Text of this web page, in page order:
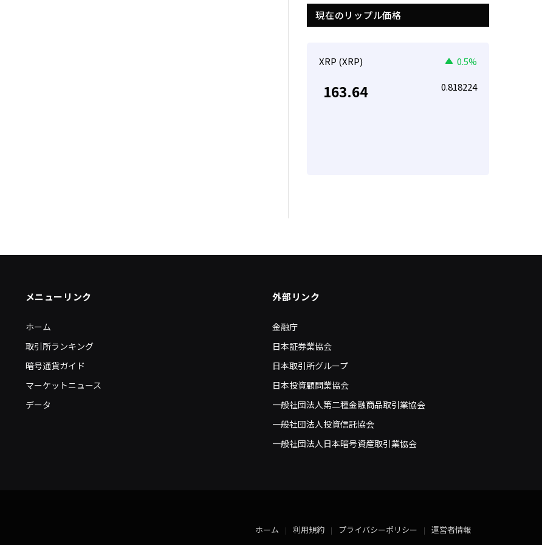
現在のリップル価格
XRP (XRP) 0.5%
163.64 0.818224
メニューリンク
ホーム
取引所ランキング
暗号通貨ガイド
マーケットニュース
データ
外部リンク
金融庁
日本証券業協会
日本取引所グループ
日本投資顧問業協会
一般社団法人第二種金融商品取引業協会
一般社団法人投資信託協会
一般社団法人日本暗号資産取引業協会
ホーム 利用規約 プライバシーポリシー 運営者情報